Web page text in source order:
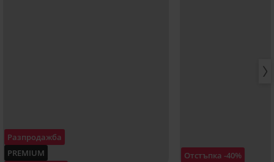
Разпродажба
PREMIUM
Отстъпка -40%